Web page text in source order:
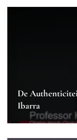
De
Ibarra